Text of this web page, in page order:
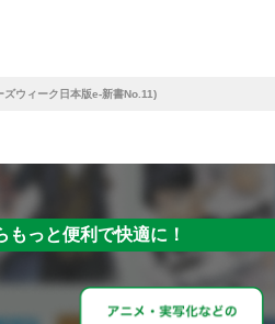
ズウィーク日本版e-新書No.11)
もっと便利で快適に！